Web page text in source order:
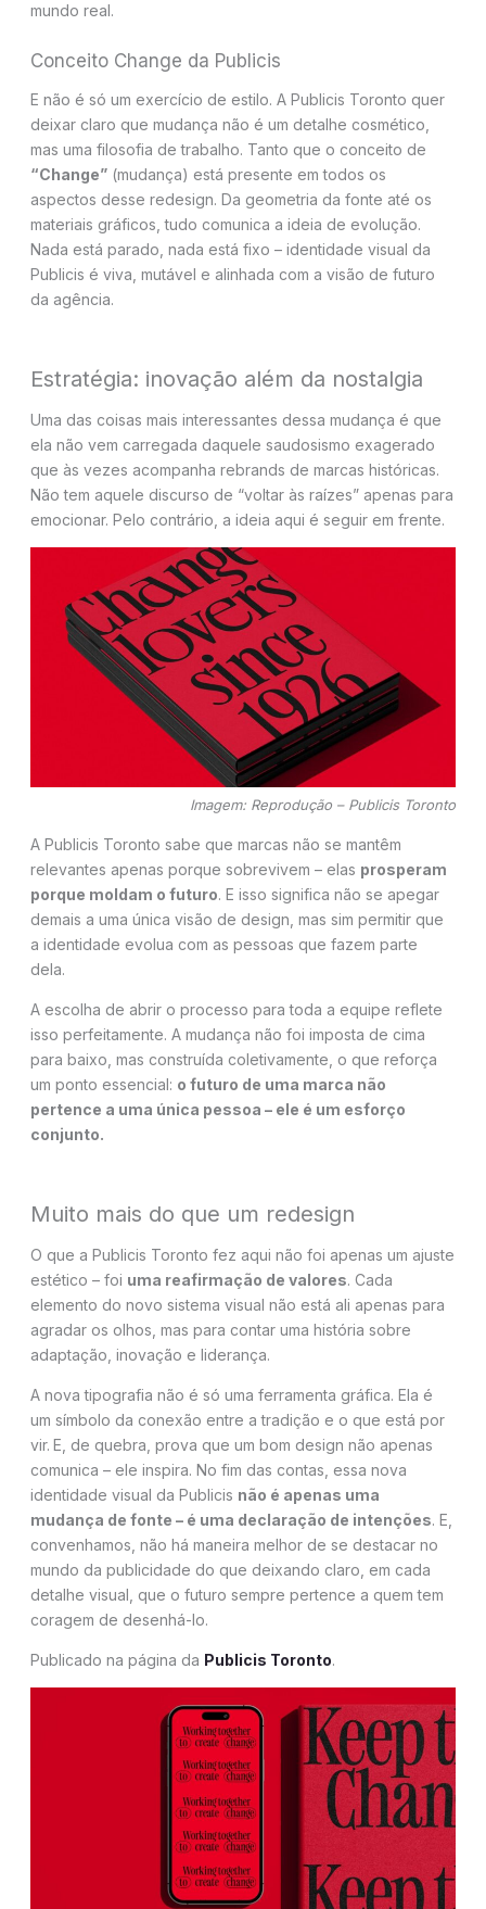
mundo real.
Conceito Change da Publicis
E não é só um exercício de estilo. A Publicis Toronto quer
deixar claro que mudança não é um detalhe cosmético,
mas uma filosofia de trabalho. Tanto que o conceito de
“Change”(mudança) está presente em todos os
aspectos desse redesign. Da geometria da fonte até os
materiais gráficos, tudo comunica a ideia de evolução.
Nada está parado, nada está fixo – identidade visual da
Publicis é viva, mutável e alinhada com a visão de futuro
da agência.
Estratégia: inovação além da nostalgia
Uma das coisas mais interessantes dessa mudança é que
ela não vem carregada daquele saudosismo exagerado
que às vezes acompanha rebrands de marcas históricas.
Não tem aquele discurso de “voltar às raízes” apenas para
emocionar. Pelo contrário, a ideia aqui é seguir em frente.
Imagem: Reprodução – Publicis Toronto
A Publicis Toronto sabe que marcas não se mantêm
relevantes apenas porque sobrevivem – elas prosperam
porque moldam o futuro. E isso significa não se apegar
demais a uma única visão de design, mas sim permitir que
a identidade evolua com as pessoas que fazem parte
dela.
A escolha de abrir o processo para toda a equipe reflete
isso perfeitamente. A mudança não foi imposta de cima
para baixo, mas construída coletivamente, o que reforça
um ponto essencial: o futuro de uma marca não
pertence a uma única pessoa – ele é um esforço
conjunto.
Muito mais do que um redesign
O que a Publicis Toronto fez aqui não foi apenas um ajuste
estético – foi uma reafirmação de valores. Cada
elemento do novo sistema visual não está ali apenas para
agradar os olhos, mas para contar uma história sobre
adaptação, inovação e liderança.
A nova tipografia não é só uma ferramenta gráfica. Ela é
um símbolo da conexão entre a tradição e o que está por
vir. E, de quebra, prova que um bom design não apenas
comunica – ele inspira. No fim das contas, essa nova
identidade visual da Publicis não é apenas uma
mudança de fonte – é uma declaração de intenções. E,
convenhamos, não há maneira melhor de se destacar no
mundo da publicidade do que deixando claro, em cada
detalhe visual, que o futuro sempre pertence a quem tem
coragem de desenhá-lo.
Publicado na página da Publicis Toronto.